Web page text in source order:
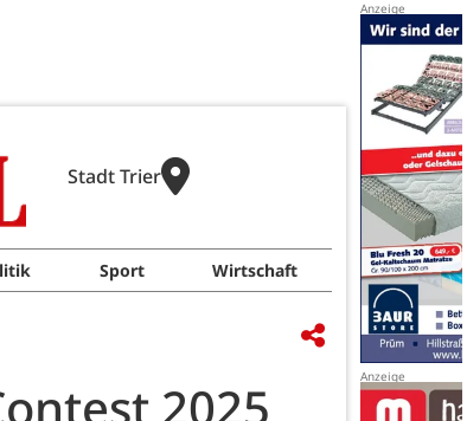
Stadt Trier
Sport Wirtschaft
2025